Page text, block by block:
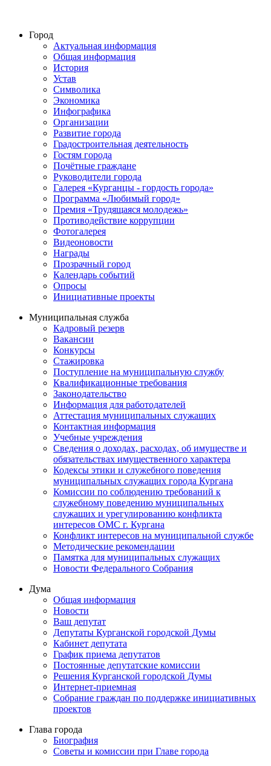
Город
Актуальная информация
Общая информация
История
Устав
Символика
Экономика
Инфографика
Организации
Развитие города
Градостроительная деятельность
Гостям города
Почётные граждане
Руководители города
Галерея «Курганцы - гордость города»
Программа «Любимый город»
Премия «Трудящаяся молодежь»
Противодействие коррупции
Фотогалерея
Видеоновости
Награды
Прозрачный город
Календарь событий
Опросы
Инициативные проекты
Муниципальная служба
Кадровый резерв
Вакансии
Конкурсы
Стажировка
Поступление на муниципальную службу
Квалификационные требования
Законодательство
Информация для работодателей
Аттестация муниципальных служащих
Контактная информация
Учебные учреждения
Сведения о доходах, расходах, об имуществе и
обязательствах имущественного характера
Кодексы этики и служебного поведения
муниципальных служащих города Кургана
Комиссии по соблюдению требований к
служебному поведению муниципальных
служащих и урегулированию конфликта
интересов ОМС г. Кургана
Конфликт интересов на муниципальной службе
Методические рекомендации
Памятка для муниципальных служащих
Новости Федерального Cобрания
Дума
Общая информация
Новости
Ваш депутат
Депутаты Курганской городской Думы
Кабинет депутата
График приема депутатов
Постоянные депутатские комиссии
Решения Курганской городской Думы
Интернет-приемная
Собрание граждан по поддержке инициативных
проектов
Глава города
Биография
Советы и комиссии при Главе города